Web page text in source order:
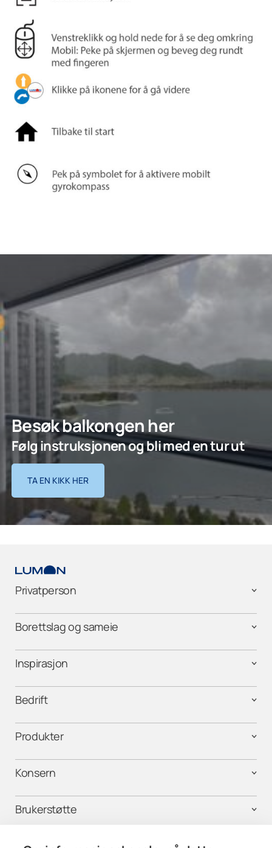
Besøk balkongen her
Følg instruksjonen og bli med en tur ut
TA EN KIKK HER
Privatperson
Borettslag og sameie
Inspirasjon
Bedrift
Produkter
Konsern
Brukerstøtte